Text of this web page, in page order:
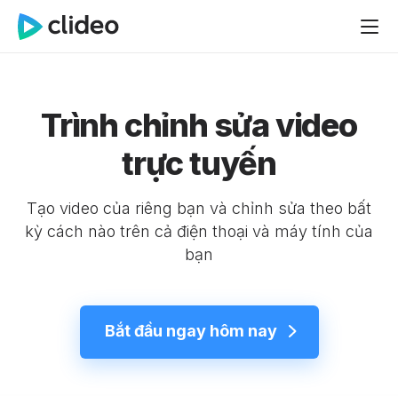
Trình chỉnh sửa video
trực tuyến
Tạo video của riêng bạn và chỉnh sửa theo bất
kỳ cách nào trên cả điện thoại và máy tính của
bạn
Bắt đầu ngay hôm nay